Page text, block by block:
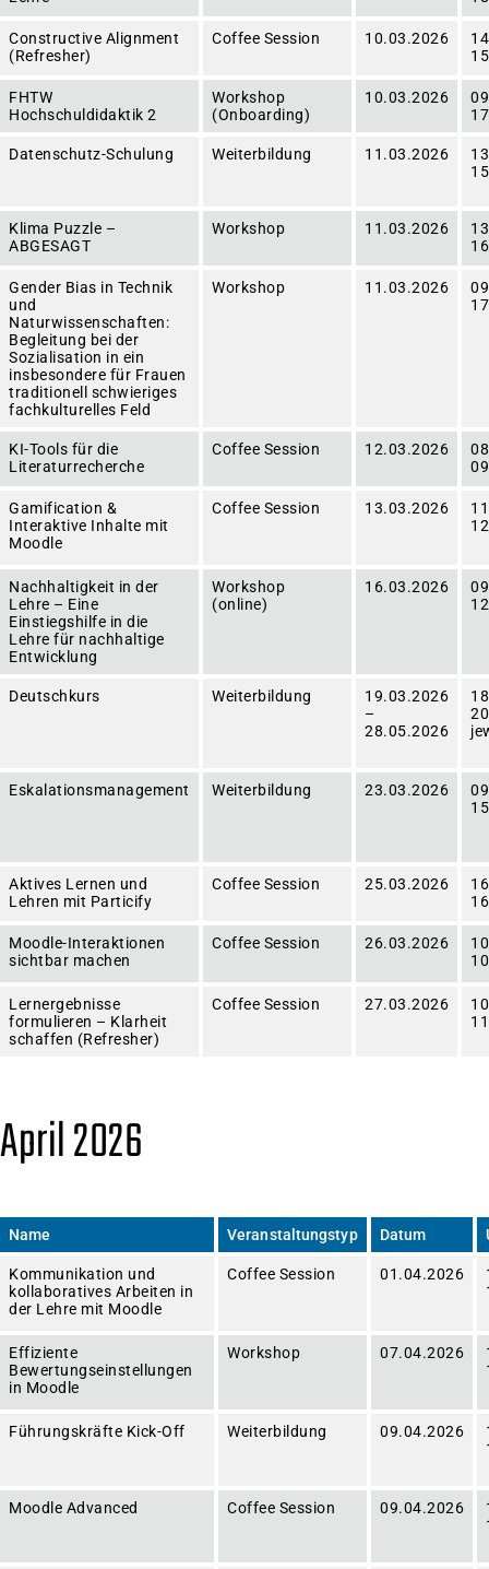
Constructive Alignment
(Refresher)
Coffee Session 10.03.2026
FHTW
Hochschuldidaktik 2
Workshop
(Onboarding)
10.03.2026
Datenschutz-Schulung Weiterbildung 11.03.2026
Klima Puzzle –
ABGESAGT
Workshop 11.03.2026
Gender Bias in Technik
und
Naturwissenschaften:
Begleitung bei der
Sozialisation in ein
insbesondere für Frauen
traditionell schwieriges
fachkulturelles Feld
Workshop 11.03.2026
KI-Tools für die
Literaturrecherche
Coffee Session 12.03.2026
Gamification &
Interaktive Inhalte mit
Moodle
Coffee Session 13.03.2026
Nachhaltigkeit in der
Lehre – Eine
Einstiegshilfe in die
Lehre für nachhaltige
Entwicklung
Workshop
(online)
16.03.2026
Deutschkurs Weiterbildung
19.03.2026
–
28.05.2026
Eskalationsmanagement Weiterbildung 23.03.2026
Aktives Lernen und
Lehren mit Particify
Coffee Session 25.03.2026
Moodle-Interaktionen
sichtbar machen
Coffee Session 26.03.2026
Lernergebnisse
formulieren – Klarheit
schaffen (Refresher)
Coffee Session 27.03.2026
April 2026
Name Veranstaltungstyp Datum
Kommunikation und
kollaboratives Arbeiten in
der Lehre mit Moodle
Coffee Session 01.04.2026
Effiziente
Bewertungseinstellungen
in Moodle
Workshop 07.04.2026
Führungskräfte Kick-Off Weiterbildung 09.04.2026
Moodle Advanced Coffee Session 09.04.2026